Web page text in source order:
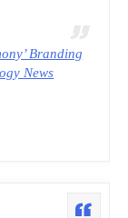
Branding
News